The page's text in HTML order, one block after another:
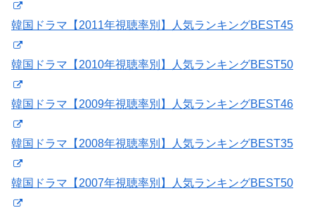
韓国ドラマ【2011年視聴率別】人気ランキングBEST45
韓国ドラマ【2010年視聴率別】人気ランキングBEST50
韓国ドラマ【2009年視聴率別】人気ランキングBEST46
韓国ドラマ【2008年視聴率別】人気ランキングBEST35
韓国ドラマ【2007年視聴率別】人気ランキングBEST50